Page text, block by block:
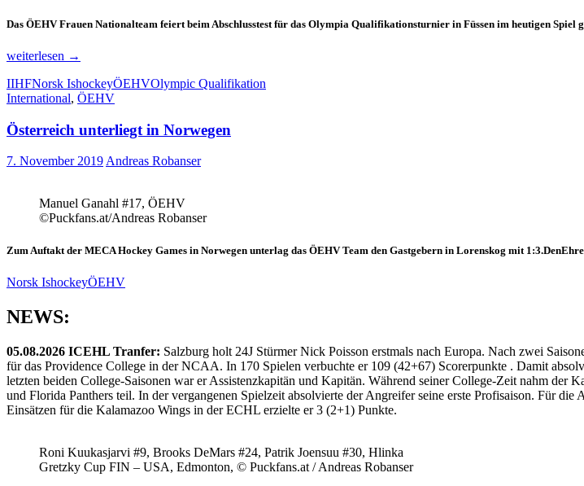
Das ÖEHV Frauen Nationalteam feiert beim Abschlusstest für das Olympia Qualifikationsturnier in Füssen im heutigen Spiel
Österreicherinnen
mit
Sieg
Deutschland
weiterlesen →
IIHFNorsk IshockeyÖEHVOlympic Qualifikation
International, ÖEHV
Österreich unterliegt in Norwegen
7. November 2019Andreas Robanser
Manuel Ganahl #17, ÖEHV
©Puckfans.at/Andreas Robanser
Zum Auftakt der MECA Hockey Games in Norwegen unterlag das ÖEHV Team den Gastgebern in Lorenskog mit
Norsk IshockeyÖEHV
NEWS:
05.08.2026 ICEHL Tranfer: Salzburg holt 24J Stürmer Nick Poisson erstmals nach Europa. Nach zwei
für das Providence College in der NCAA. In 170 Spielen verbuchte er 109 (42+67) Scorerpunkte . Damit
letzten beiden College-Saisonen war er Assistenzkapitän und Kapitän. Während seiner College-Zeit nahm der
und Florida Panthers teil. In der vergangenen Spielzeit absolvierte der Angreifer seine erste Profisaison. Für
Einsätzen für die Kalamazoo Wings in der ECHL erzielte er 3 (2+1) Punkte.
Roni Kuukasjarvi #9, Brooks DeMars #24, Patrik Joensuu #30, Hlinka
Gretzky Cup FIN – USA, Edmonton, © Puckfans.at / Andreas Robanser